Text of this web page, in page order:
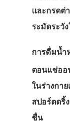
และกรดต่
ระมัดระวั
การดื่มน้ำ
ตอนแช่ออ
ในร่างกา
สปอร์ตดริ้
ชื่น